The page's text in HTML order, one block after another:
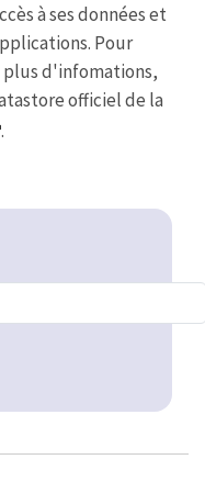
à ses données et
Pour
d'infomations,
officiel de la
.